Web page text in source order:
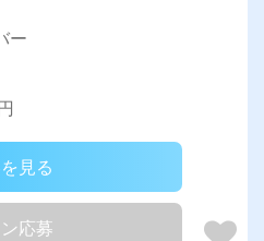
ー
見る
応募